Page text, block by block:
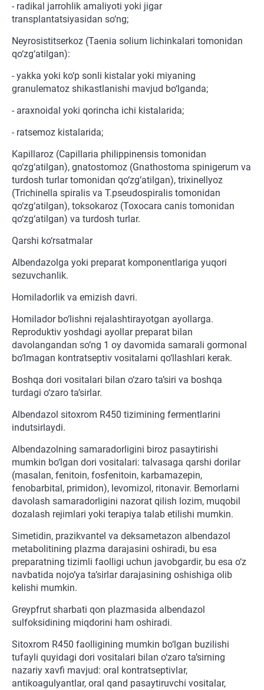
- radikal jarrohlik amaliyoti yoki jigar
transplantatsiyasidan so‘ng;
Neyrosistitserkoz (Taenia solium lichinkalari tomonidan
qo‘zg‘atilgan):
- yakka yoki ko‘p sonli kistalar yoki miyaning
granulematoz shikastlanishi mavjud bo‘lganda;
- araxnoidal yoki qorincha ichi kistalarida;
- ratsemoz kistalarida;
Kapillaroz (Capillaria philippinensis tomonidan
qo‘zg‘atilgan), gnatostomoz (Gnathostoma spinigerum va
turdosh turlar tomonidan qo‘zg‘atilgan), trixinellyoz
(Trichinella spiralis va T.pseudospiralis tomonidan
qo‘zg‘atilgan), toksokaroz (Toxocara canis tomonidan
qo‘zg‘atilgan) va turdosh turlar.
Qarshi ko‘rsatmalar
Albendazolga yoki preparat komponentlariga yuqori
sezuvchanlik.
Homiladorlik va emizish davri.
Homilador bo‘lishni rejalashtirayotgan ayollarga.
Reproduktiv yoshdagi ayollar preparat bilan
davolangandan so‘ng 1 oy davomida samarali gormonal
bo‘lmagan kontratseptiv vositalarni qo‘llashlari kerak.
Boshqa dori vositalari bilan o‘zaro ta’siri va boshqa
turdagi o‘zaro ta’sirlar.
Albendazol sitoxrom R450 tizimining fermentlarini
indutsirlaydi.
Albendazolning samaradorligini biroz pasaytirishi
mumkin bo‘lgan dori vositalari: talvasaga qarshi dorilar
(masalan, fenitoin, fosfenitoin, karbamazepin,
fenobarbital, primidon), levomizol, ritonavir. Bemorlarni
davolash samaradorligini nazorat qilish lozim, muqobil
dozalash rejimlari yoki terapiya talab etilishi mumkin.
Simetidin, prazikvantel va deksametazon albendazol
metabolitining plazma darajasini oshiradi, bu esa
preparatning tizimli faolligi uchun javobgardir, bu esa o‘z
navbatida nojo‘ya ta’sirlar darajasining oshishiga olib
kelishi mumkin.
Greypfrut sharbati qon plazmasida albendazol
sulfoksidining miqdorini ham oshiradi.
Sitoxrom R450 faolligining mumkin bo‘lgan buzilishi
tufayli quyidagi dori vositalari bilan o‘zaro ta’sirning
nazariy xavfi mavjud: oral kontratseptivlar,
antikoagulyantlar, oral qand pasaytiruvchi vositalar,